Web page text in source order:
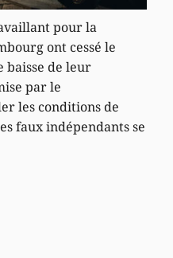
pour la
ont cessé le
baisse de leur
par le
les conditions de
faux indépendants se